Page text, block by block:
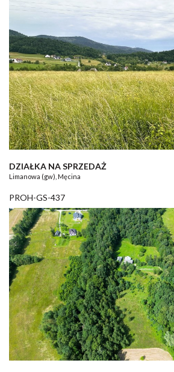
DZIAŁKA NA SPRZEDAŻ
Limanowa (gw), Męcina
PROH-GS-437